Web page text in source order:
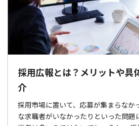
採用広報とは？メリットや具
介
採用市場に置いて、応募が集まらなか
な求職者がいなかったりといった問題